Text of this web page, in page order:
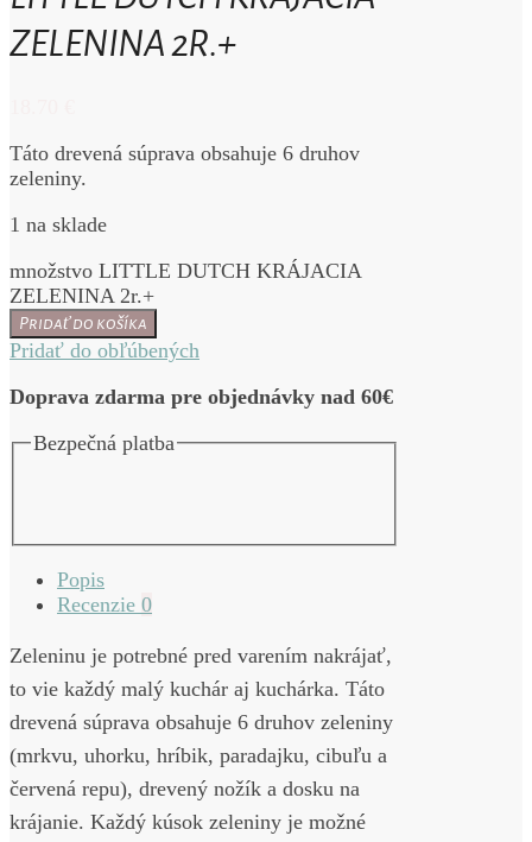
ZELENINA 2R.+
Táto drevená súprava obsahuje 6 druhov
zeleniny.
1 na sklade
množstvo LITTLE DUTCH KRÁJACIA
ZELENINA 2r.+
Pridať do košíka
Pridať do obľúbených
Doprava zdarma pre objednávky nad 60€
Bezpečná platba
Popis
Recenzie 0
Zeleninu je potrebné pred varením nakrájať,
to vie každý malý kuchár aj kuchárka. Táto
drevená súprava obsahuje 6 druhov zeleniny
(mrkvu, uhorku, hríbik, paradajku, cibuľu a
červená repu), drevený nožík a dosku na
krájanie. Každý kúsok zeleniny je možné